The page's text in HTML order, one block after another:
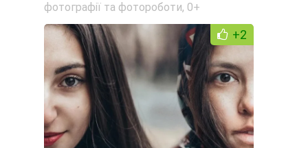
фотографії та фотороботи, 0+
+2